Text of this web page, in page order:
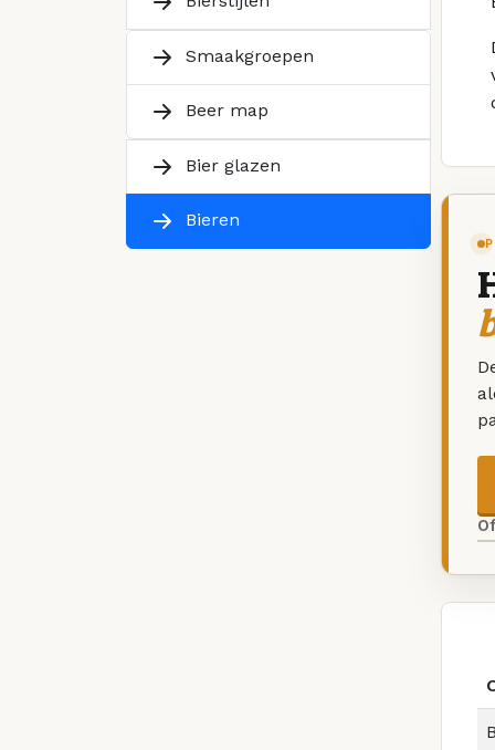
Smaakgroepen
Beer map
Bier glazen
Bieren